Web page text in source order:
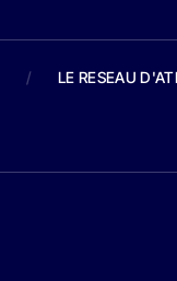
/ LE RESEAU